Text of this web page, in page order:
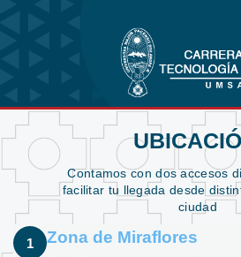
Contamos con dos accesos
facilitar tu llegada desde
ciudad
1
Zona de Miraflores